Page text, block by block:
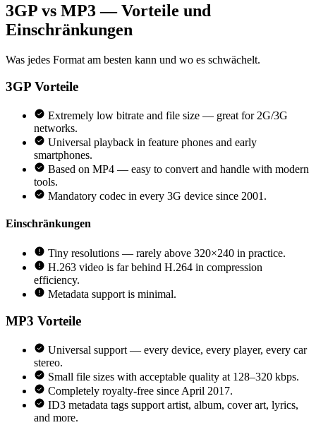
3GP vs MP3 — Vorteile und
Einschränkungen
Was jedes Format am besten kann und wo es schwächelt.
3GP Vorteile
Extremely low bitrate and file size — great for 2G/3G
networks.
Universal playback in feature phones and early
smartphones.
Based on MP4 — easy to convert and handle with modern
tools.
Mandatory codec in every 3G device since 2001.
Einschränkungen
Tiny resolutions — rarely above 320×240 in practice.
H.263 video is far behind H.264 in compression
efficiency.
Metadata support is minimal.
MP3 Vorteile
Universal support — every device, every player, every car
stereo.
Small file sizes with acceptable quality at 128–320 kbps.
Completely royalty-free since April 2017.
ID3 metadata tags support artist, album, cover art, lyrics,
and more.